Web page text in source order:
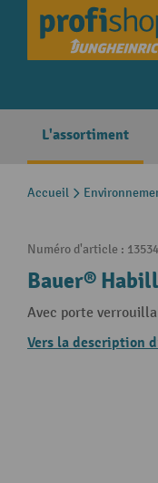
Skip to main
L'assortiment
Accueil
Numéro d'article :
Bauer®
Avec porte
Vers la description